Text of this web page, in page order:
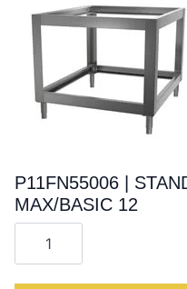
P11FN55006 |
MAX/BASIC 12
Cantitate
P11FN55006